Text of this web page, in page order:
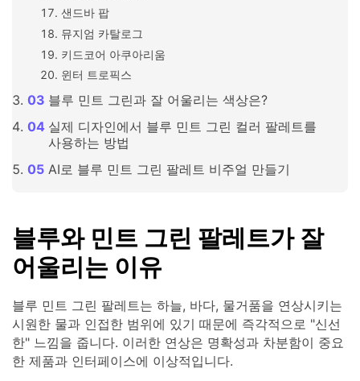
샌드바 팝
뮤지엄 카탈로그
키드코어 아쿠아리움
윈터 트로픽스
블루 민트 그린과 잘 어울리는 색상은?
실제 디자인에서 블루 민트 그린 컬러 팔레트를
사용하는 방법
AI로 블루 민트 그린 팔레트 비주얼 만들기
블루와 민트 그린 팔레트가 잘
어울리는 이유
블루 민트 그린 팔레트는 하늘, 바다, 물거품을 연상시키는
시원한 물과 인접한 범위에 있기 때문에 즉각적으로 "신선
한" 느낌을 줍니다. 이러한 연상은 명확성과 차분함이 중요
한 제품과 인터페이스에 이상적입니다.